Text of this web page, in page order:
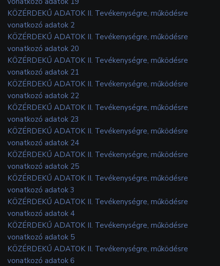
KÖZÉRDEKŰ ADATOK II. Tevékenységre, működésre
vonatkozó adatok 2
KÖZÉRDEKŰ ADATOK II. Tevékenységre, működésre
vonatkozó adatok 20
KÖZÉRDEKŰ ADATOK II. Tevékenységre, működésre
vonatkozó adatok 21
KÖZÉRDEKŰ ADATOK II. Tevékenységre, működésre
vonatkozó adatok 22
KÖZÉRDEKŰ ADATOK II. Tevékenységre, működésre
vonatkozó adatok 23
KÖZÉRDEKŰ ADATOK II. Tevékenységre, működésre
vonatkozó adatok 24
KÖZÉRDEKŰ ADATOK II. Tevékenységre, működésre
vonatkozó adatok 25
KÖZÉRDEKŰ ADATOK II. Tevékenységre, működésre
vonatkozó adatok 3
KÖZÉRDEKŰ ADATOK II. Tevékenységre, működésre
vonatkozó adatok 4
KÖZÉRDEKŰ ADATOK II. Tevékenységre, működésre
vonatkozó adatok 5
KÖZÉRDEKŰ ADATOK II. Tevékenységre, működésre
vonatkozó adatok 6